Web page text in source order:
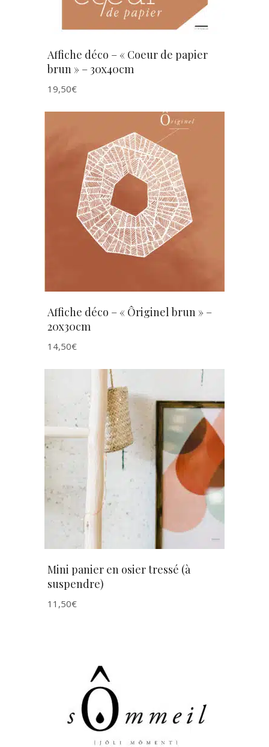
Affiche déco – « Coeur de papier
brun » – 30x40cm
19,50€
AJOUTER AU PANIER
Affiche déco – « Ôriginel brun » –
20x30cm
14,50€
AJOUTER AU PANIER
Mini panier en osier tressé (à
suspendre)
11,50€
AJOUTER AU PANIER